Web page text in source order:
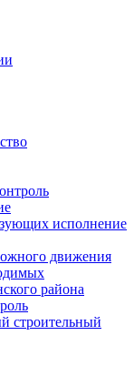
исполнение
движения
района
строительный